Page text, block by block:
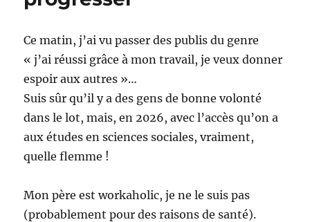
Ce matin, j’ai vu passer des publis du genre
« j’ai réussi grâce à mon travail, je veux donner
espoir aux autres »…
Suis sûr qu’il y a des gens de bonne volonté
dans le lot, mais, en 2026, avec l’accès qu’on a
aux études en sciences sociales, vraiment,
quelle flemme !
Mon père est workaholic, je ne le suis pas
(probablement pour des raisons de santé).